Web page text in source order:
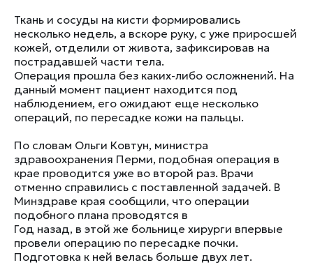
Ткань и сосуды на кисти формировались
несколько недель, а вскоре руку, с уже приросшей
кожей, отделили от живота, зафиксировав на
пострадавшей части тела.
Операция прошла без каких-либо осложнений. На
данный момент пациент находится под
наблюдением, его ожидают еще несколько
операций, по пересадке кожи на пальцы.
По словам Ольги Ковтун, министра
здравоохранения Перми, подобная операция в
крае проводится уже во второй раз. Врачи
отменно справились с поставленной задачей. В
Минздраве края сообщили, что операции
подобного плана проводятся в
Год назад, в этой же больнице хирурги впервые
провели операцию по пересадке почки.
Подготовка к ней велась больше двух лет.